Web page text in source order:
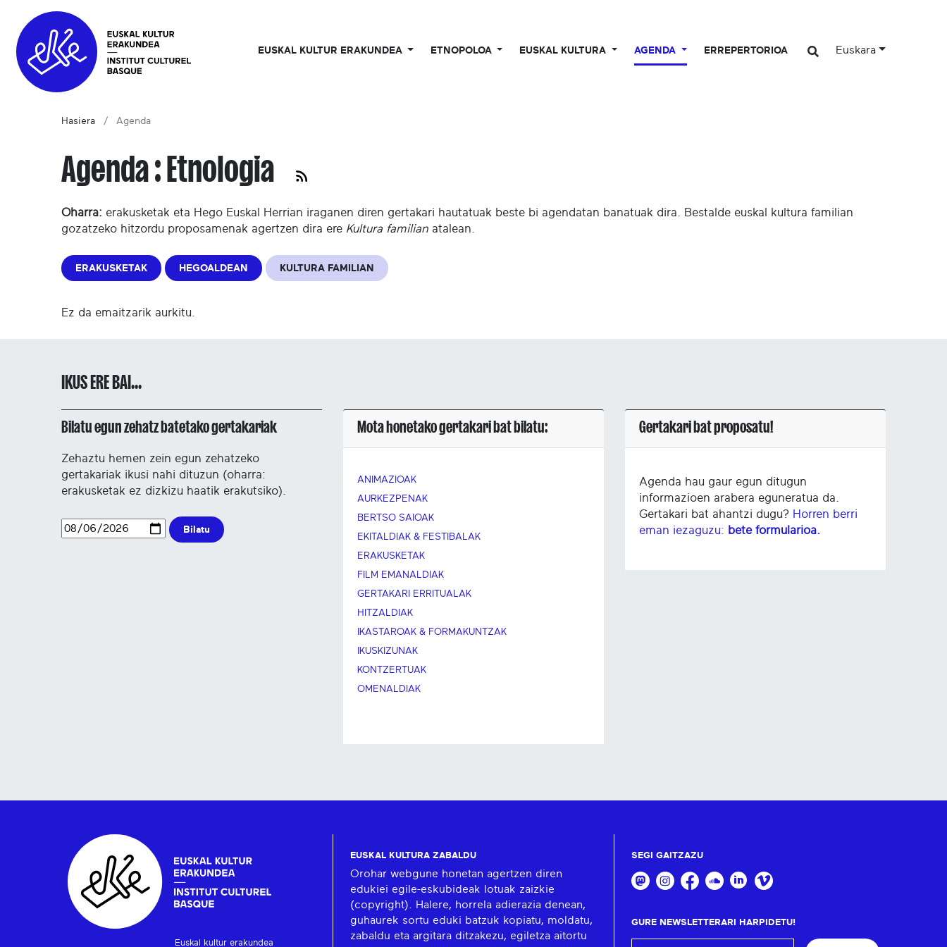
EUSKAL KULTUR ERAKUNDEA ETNOPOLOA EUSKAL KULTURA AGENDA ERREPERTORIOA Euskara
Hasiera Agenda
Agenda : Etnologia
Oharra: erakusketak eta Hego Euskal Herrian iraganen diren gertakari hautatuak beste bi agendatan banatuak dira. Bestalde euskal kultura familian
gozatzeko hitzordu proposamenak agertzen dira ere Kultura familian atalean.
ERAKUSKETAK HEGOALDEAN KULTURA FAMILIAN
Ez da emaitzarik aurkitu.
IKUS ERE BAI...
Bilatu egun zehatz batetako gertakariak
Zehaztu hemen zein egun zehatzeko
gertakariak ikusi nahi dituzun (oharra:
erakusketak ez dizkizu haatik erakutsiko).
Bilatu
Mota honetako gertakari bat bilatu:
ANIMAZIOAK
AURKEZPENAK
BERTSO SAIOAK
EKITALDIAK & FESTIBALAK
ERAKUSKETAK
FILM EMANALDIAK
GERTAKARI ERRITUALAK
HITZALDIAK
IKASTAROAK & FORMAKUNTZAK
IKUSKIZUNAK
KONTZERTUAK
OMENALDIAK
Gertakari bat proposatu!
Agenda hau gaur egun ditugun
informazioen arabera eguneratua da.
Gertakari bat ahantzi dugu? Horren berri
eman iezaguzu: bete formularioa.
Euskal kultur erakundea
EUSKAL KULTURA ZABALDU
Orohar webgune honetan agertzen diren
edukiei egile-eskubideak lotuak zaizkie
(copyright). Halere, horrela adierazia denean,
guhaurek sortu eduki batzuk kopiatu, moldatu,
zabaldu eta argitara ditzakezu, egiletza aitortu
SEGI GAITZAZU
GURE NEWSLETTERARI HARPIDETU!